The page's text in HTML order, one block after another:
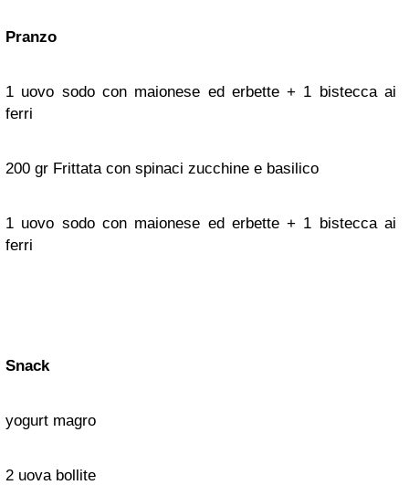
Pranzo
1 uovo sodo con maionese ed erbette + 1 bistecca ai
ferri
200 gr Frittata con spinaci zucchine e basilico
1 uovo sodo con maionese ed erbette + 1 bistecca ai
ferri
Snack
yogurt magro
2 uova bollite